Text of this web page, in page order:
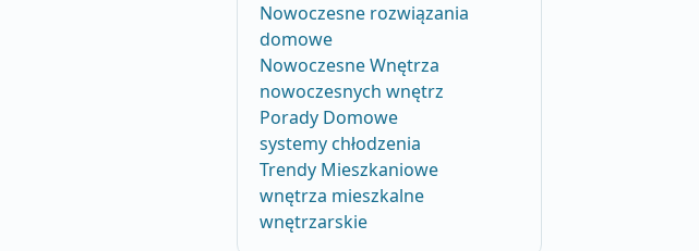
Nowoczesne rozwiązania
domowe
Nowoczesne Wnętrza
nowoczesnych wnętrz
Porady Domowe
systemy chłodzenia
Trendy Mieszkaniowe
wnętrza mieszkalne
wnętrzarskie